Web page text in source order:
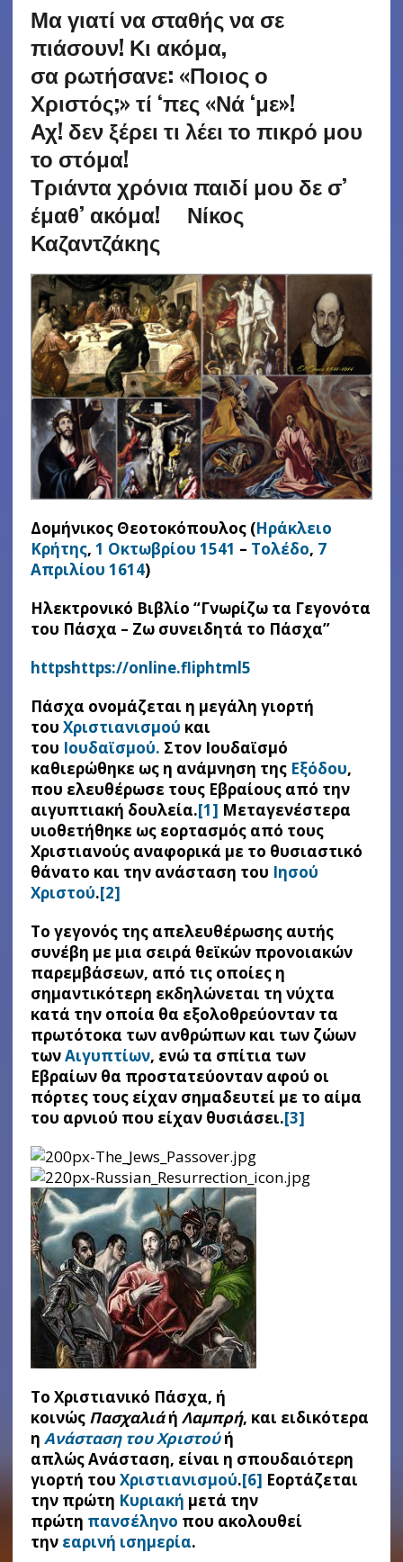
Μα γιατί να σταθής να σε
πιάσουν! Κι ακόμα,
σα ρωτήσανε: «Ποιος ο
Χριστός;» τί ‘πες «Νά ‘με»!
Αχ! δεν ξέρει τι λέει το πικρό μου
το στόμα!
Τριάντα χρόνια παιδί μου δε σ’
έμαθ’ ακόμα! Νίκος
Καζαντζάκης
Δομήνικος Θεοτοκόπουλος (Ηράκλειο
Κρήτης, 1 Οκτωβρίου 1541 – Τολέδο, 7
Απριλίου 1614)
Ηλεκτρονικό Βιβλίο “Γνωρίζω τα Γεγονότα
του Πάσχα – Ζω συνειδητά το Πάσχα”
httpshttps://online.fliphtml5
Πάσχα ονομάζεται η μεγάλη γιορτή
του Χριστιανισμού και
του Ιουδαϊσμού. Στον Ιουδαϊσμό
καθιερώθηκε ως η ανάμνηση της Εξόδου,
που ελευθέρωσε τους Εβραίους από την
αιγυπτιακή δουλεία.[1] Μεταγενέστερα
υιοθετήθηκε ως εορτασμός από τους
Χριστιανούς αναφορικά με το θυσιαστικό
θάνατο και την ανάσταση του Ιησού
Χριστού.[2]
Το γεγονός της απελευθέρωσης αυτής
συνέβη με μια σειρά θεϊκών προνοιακών
παρεμβάσεων, από τις οποίες η
σημαντικότερη εκδηλώνεται τη νύχτα
κατά την οποία θα εξολοθρεύονταν τα
πρωτότοκα των ανθρώπων και των ζώων
τωνΑιγυπτίων, ενώ τα σπίτια των
Εβραίων θα προστατεύονταν αφού οι
πόρτες τους είχαν σημαδευτεί με το αίμα
του αρνιού που είχαν θυσιάσει.[3]
Το Χριστιανικό Πάσχα, ή
κοινώς Πασχαλιάή Λαμπρή, και ειδικότερα
η Ανάσταση του Χριστούή
απλώς Ανάσταση, είναι η σπουδαιότερη
γιορτή του Χριστιανισμού.[6] Εορτάζεται
την πρώτη Κυριακή μετά την
πρώτη πανσέληνο που ακολουθεί
την εαρινή ισημερία.